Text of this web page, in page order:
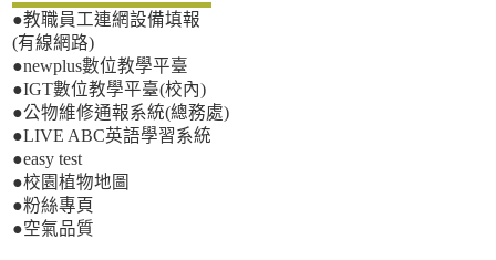
●教職員工連網設備填報
(有線網路)
●newplus數位教學平臺
●IGT數位教學平臺(校內)
●公物維修通報系統(總務處)
●LIVE ABC英語學習系統
●easy test
●校園植物地圖
●粉絲專頁
●空氣品質